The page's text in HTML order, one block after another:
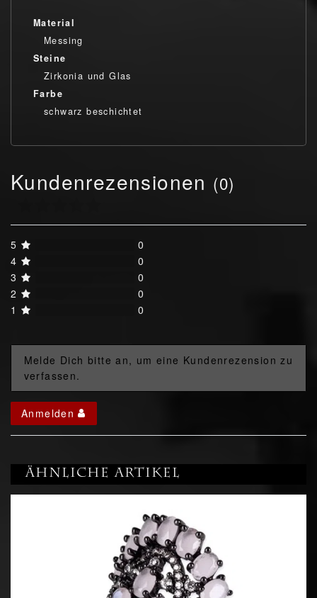
Material
Messing
Steine
Zirkonia und Glas
Farbe
schwarz beschichtet
Kundenrezensionen (0)
5
0
4
0
3
0
2
0
1
0
Melde Dich bitte an, um eine Kundenrezension zu
verfassen.
Anmelden
Ähnliche Artikel